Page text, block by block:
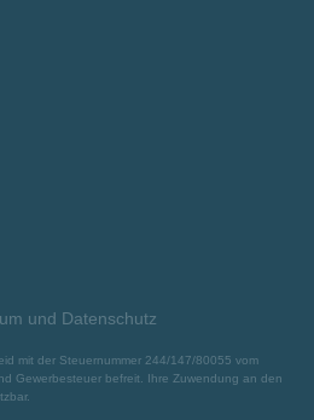
und Datenschutz
mit der Steuernummer 244/147/80055 vom
Gewerbesteuer befreit. Ihre Zuwendung an den